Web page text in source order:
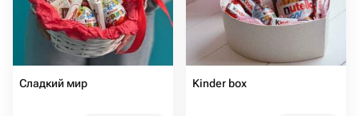
Сладкий мир️ Kinder box